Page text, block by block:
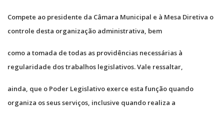
Compete ao presidente da Câmara Municipal e à Mesa Diretiva o
controle desta organização administrativa, bem
como a tomada de todas as providências necessárias à
regularidade dos trabalhos legislativos. Vale ressaltar,
ainda, que o Poder Legislativo exerce esta função quando
organiza os seus serviços, inclusive quando realiza a